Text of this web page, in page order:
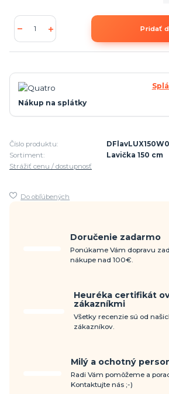
Pridať
Nákup na splátky
Číslo produktu:
Sortiment:
Lavička 150 cm
Strážiť cenu / dostupnosť
Do obľúbených
Doručenie zadarmo
Ponúkame Vám dopravu
nákupe nad 100€.
Heuréka certifikát
zákazníkmi
Všetky recenzie sú od
zákazníkov.
Milý a ochotný
Radi Vám pomôžeme a
Kontaktujte nás ;-)